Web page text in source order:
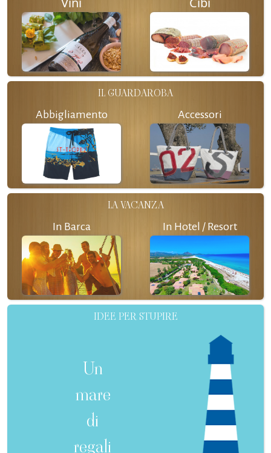
IL GUARDAROBA
Abbigliamento Accessori
LA VACANZA
In Barca In Hotel / Resort
IDEE PER STUPIRE
Un
mare
di
regali